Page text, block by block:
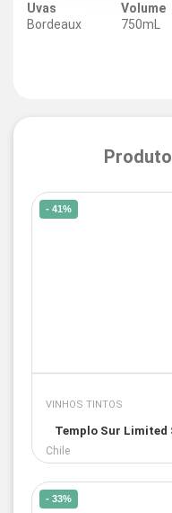
Uvas
Bordeaux
Volume
750mL
- 41%
VINHOS TINTOS
Templo Sur Limited
Chile
- 33%